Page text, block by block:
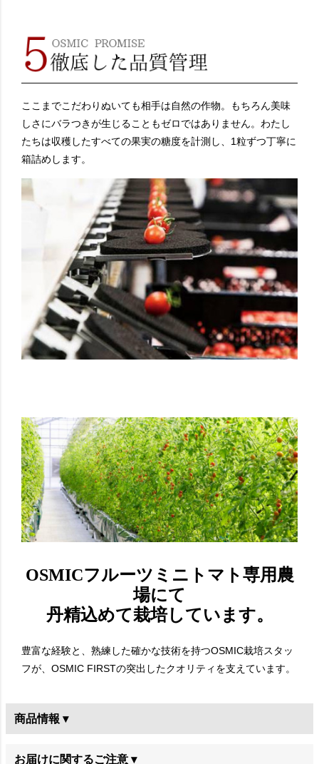
ここまでこだわりぬいても相手は自然の作物。もちろん美味
しさにバラつきが生じることもゼロではありません。わたし
たちは収穫したすべての果実の糖度を計測し、1粒ずつ丁寧に
箱詰めします。
OSMICフルーツミニトマト専用農
場にて
丹精込めて栽培しています。
豊富な経験と、熟練した確かな技術を持つOSMIC栽培スタッ
フが、OSMIC FIRSTの突出したクオリティを支えています。
商品情報 ▾
お届けに関するご注意 ▾